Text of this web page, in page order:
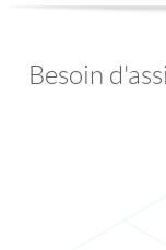
Besoin